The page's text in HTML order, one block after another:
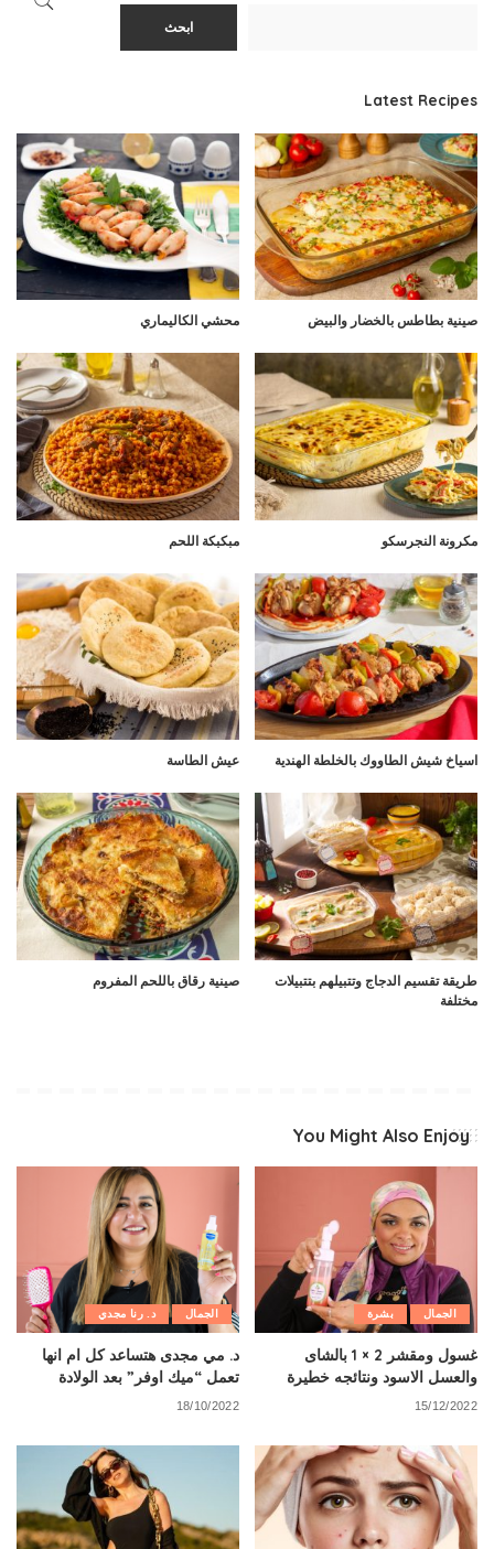
ابحث
Latest Recipes
صينية بطاطس بالخضار والبيض محشي الكاليماري
مكرونة النجرسكو مبكبكة اللحم
اسياخ شيش الطاووك بالخلطة الهندية عيش الطاسة
طريقة تقسيم الدجاج وتتبيلهم بتتبيلات
مختلفة
صينية رقاق باللحم المفروم
You Might Also Enjoy
الجمال بشرة
غسول ومقشر 2 × 1 بالشاى
والعسل الاسود ونتائجه خطيرة
15/12/2022
الجمال د. رنا مجدي
د. مي مجدى هتساعد كل ام انها
تعمل “ميك اوفر” بعد الولادة
18/10/2022